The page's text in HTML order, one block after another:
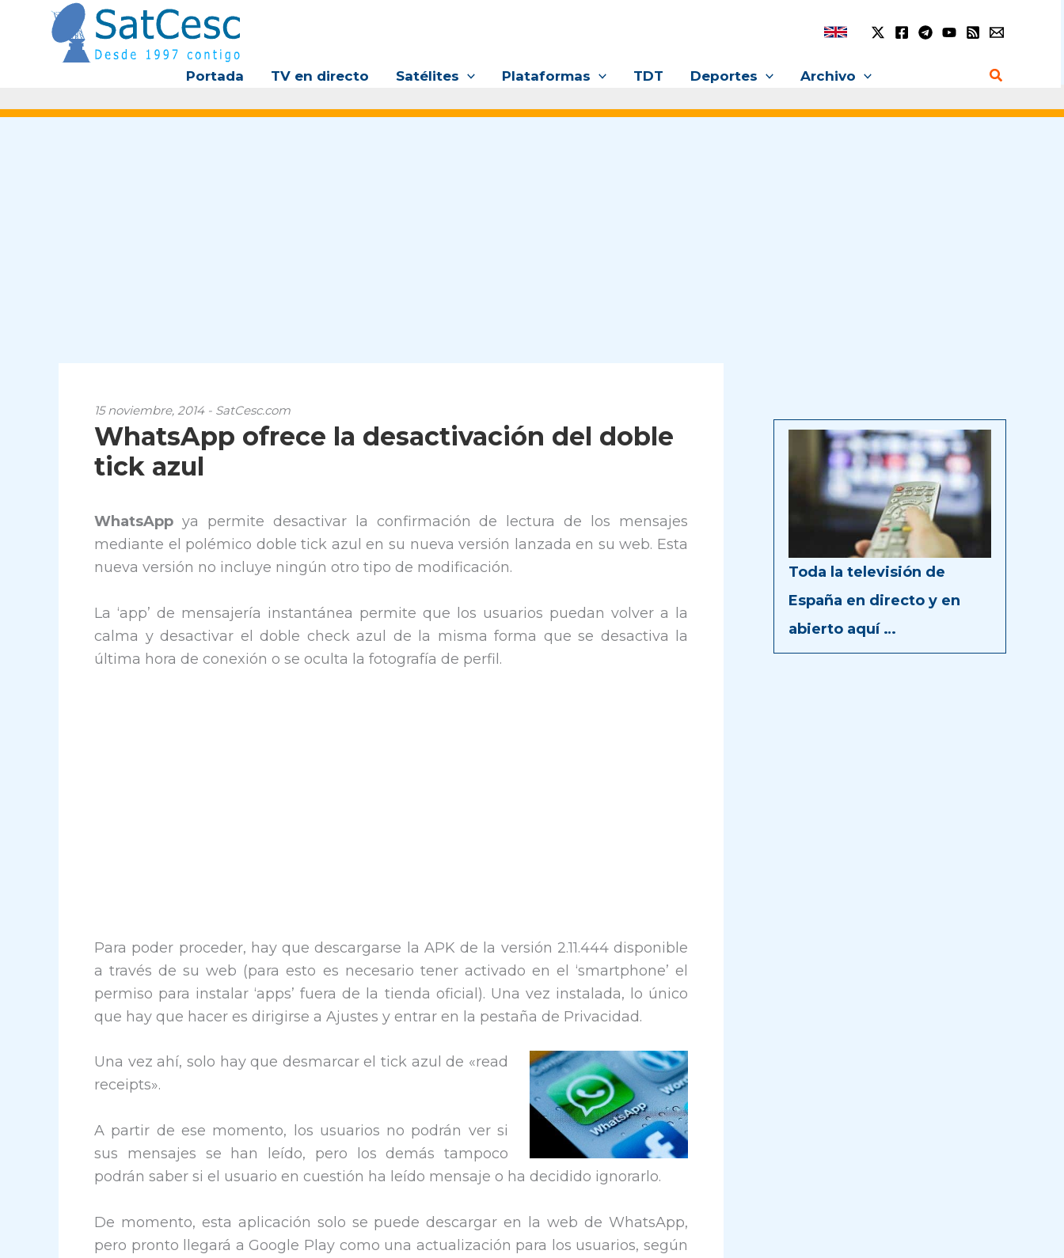
contenido
Portada TV en directo Satélites Plataformas TDT Deportes Archivo Buscar
15 noviembre, 2014 - SatCesc.com
WhatsApp ofrece la desactivación del doble
tick azul
WhatsApp ya permite desactivar la confirmación de lectura de los mensajes
mediante el polémico doble tick azul en su nueva versión lanzada en su web. Esta
nueva versión no incluye ningún otro tipo de modificación.
La ‘app’ de mensajería instantánea permite que los usuarios puedan volver a la
calma y desactivar el doble check azul de la misma forma que se desactiva la
última hora de conexión o se oculta la fotografía de perfil.
Para poder proceder, hay que descargarse la APK de la versión 2.11.444 disponible
a través de su web (para esto es necesario tener activado en el ‘smartphone’ el
permiso para instalar ‘apps’ fuera de la tienda oficial). Una vez instalada, lo único
que hay que hacer es dirigirse a Ajustes y entrar en la pestaña de Privacidad.
Una vez ahí, solo hay que desmarcar el tick azul de «read
receipts».
A partir de ese momento, los usuarios no podrán ver si
sus mensajes se han leído, pero los demás tampoco
podrán saber si el usuario en cuestión ha leído mensaje o ha decidido ignorarlo.
De momento, esta aplicación solo se puede descargar en la web de WhatsApp,
pero pronto llegará a Google Play como una actualización para los usuarios, según
Toda la televisión de
España en directo y en
abierto aquí …